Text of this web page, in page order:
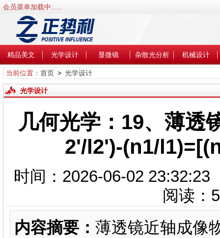
会员菜单加载中......
精品美文 光学设计 显微镜 杂散光分析 机械设计
当前位置： 首页> 光学设计
光学设计
几何光学：19、薄
2'/l2')-(n1/
时间：2026-06-02
阅读：
内容摘要： 薄透镜近轴成像